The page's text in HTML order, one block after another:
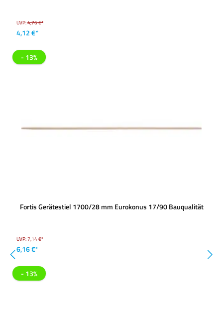
UVP:4,76 €*
4,12 €*
- 13%
Fortis Gerätestiel 1700/28 mm Eurokonus 17/90 Bauqualität
UVP:7,14 €*
6,16 €*
- 13%